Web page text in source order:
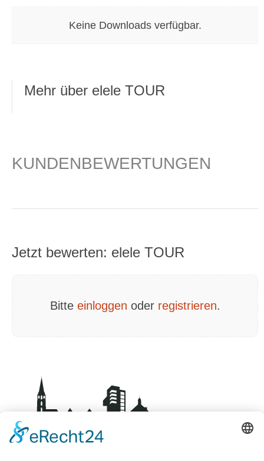
Keine Downloads verfügbar.
Mehr über elele TOUR
KUNDENBEWERTUNGEN
Jetzt bewerten: elele TOUR
Bitte einloggen oder registrieren.